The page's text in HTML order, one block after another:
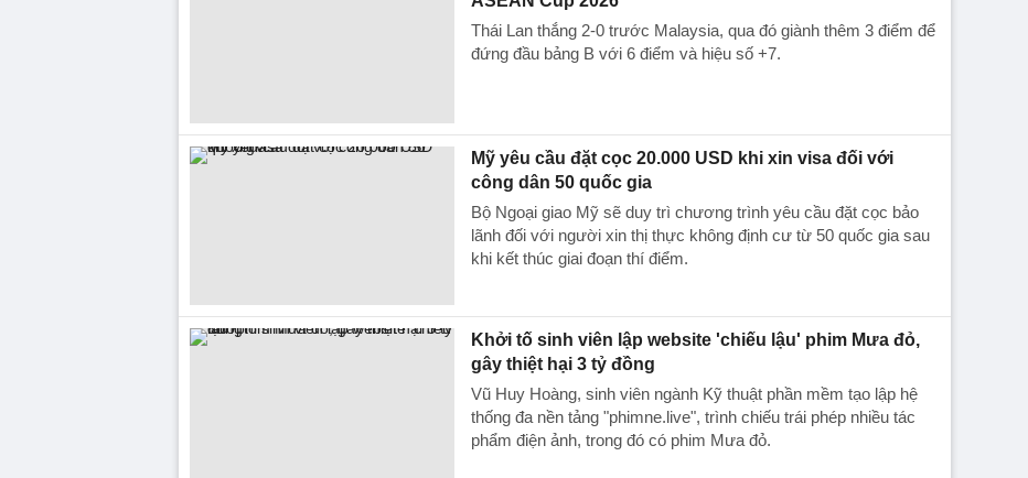
Thái Lan thắng 2-0 trước Malaysia, qua đó giành thêm 3 điểm để
đứng đầu bảng B với 6 điểm và hiệu số +7.
Mỹ yêu cầu đặt cọc 20.000 USD khi xin visa đối với
công dân 50 quốc gia
Bộ Ngoại giao Mỹ sẽ duy trì chương trình yêu cầu đặt cọc bảo
lãnh đối với người xin thị thực không định cư từ 50 quốc gia sau
khi kết thúc giai đoạn thí điểm.
Khởi tố sinh viên lập website 'chiếu lậu' phim Mưa đỏ,
gây thiệt hại 3 tỷ đồng
Vũ Huy Hoàng, sinh viên ngành Kỹ thuật phần mềm tạo lập hệ
thống đa nền tảng "phimne.live", trình chiếu trái phép nhiều tác
phẩm điện ảnh, trong đó có phim Mưa đỏ.